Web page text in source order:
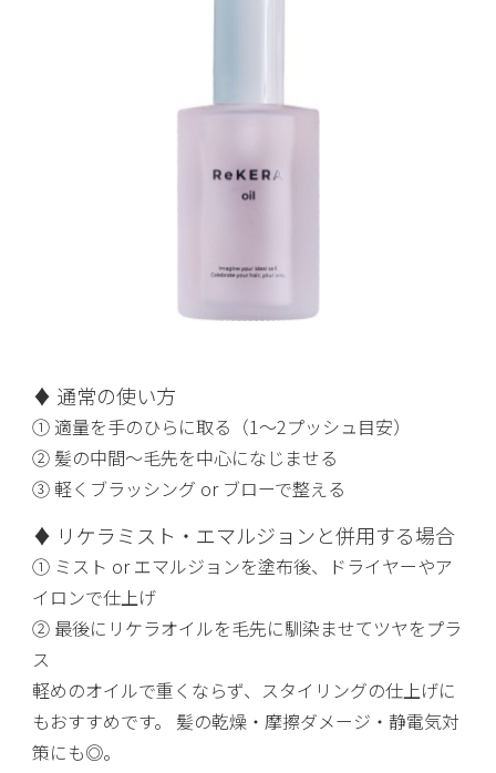
♦ 通常の使い方
① 適量を手のひらに取る（1〜2プッシュ目安）
② 髪の中間〜毛先を中心になじませる
③ 軽くブラッシング or ブローで整える
♦ リケラミスト・エマルジョンと併用する場合
① ミスト or エマルジョンを塗布後、ドライヤーやア
イロンで仕上げ
② 最後にリケラオイルを毛先に馴染ませてツヤをプラ
ス
軽めのオイルで重くならず、スタイリングの仕上げに
もおすすめです。 髪の乾燥・摩擦ダメージ・静電気対
策にも◎。